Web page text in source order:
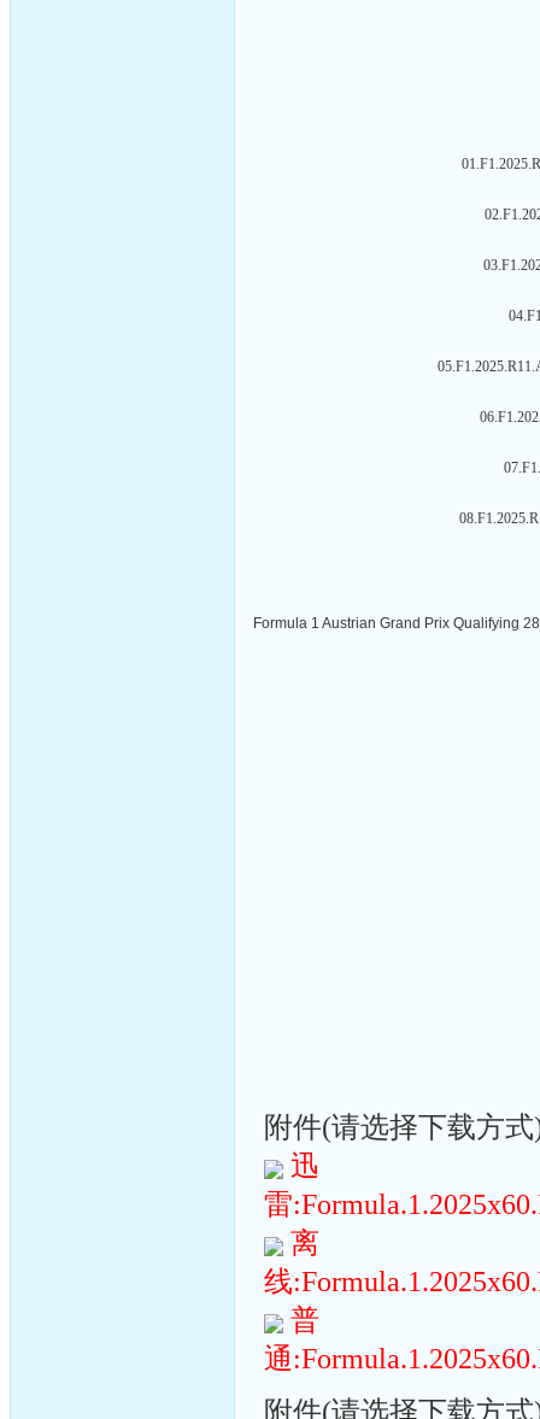
Formula 1 Austrian Grand Prix Qualifying
附件(请选择下载方
迅
雷
离
线
普
通
附件(请选择下载方